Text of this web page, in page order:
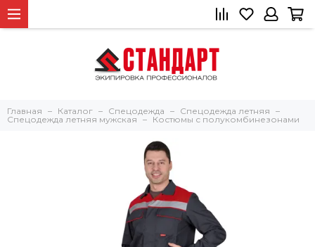
Главная Каталог Спецодежда
Спецодежда летняя
Спецодежда летняя мужская
Костюмы с полукомбинезонами